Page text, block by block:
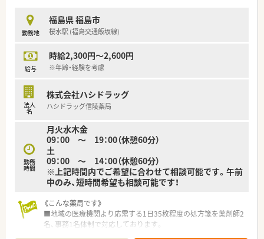
時短勤務ができるよう変更予定です。
■年間休日が120日とワークライフバランスが整っています
■日用品から常備薬まで、従業員割引制度など嬉しいメリットも
勤務地
福島県 福島市
桜水駅 (福島交通飯坂線)
給与
時給2,300円～2,600円
※年齢・経験を考慮
法人
名
株式会社ハシドラッグ
ハシドラッグ信陵薬局
勤務
時間
月火水木金
09：00 ～ 19：00（休憩60分）
土
09：00 ～ 14：00（休憩60分）
※上記時間内でご希望に合わせて相談可能です。午前
中のみ、短時間希望も相談可能です！
《こんな薬局です》
■地域の医療機関より応需する1日35枚程度の処方箋を薬剤師2
名、事務1名体制で対応しております。